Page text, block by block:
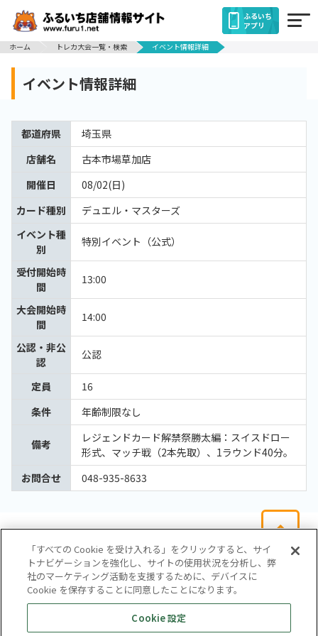
ふるいち
アプリ
ホーム
トレカ大会一覧・検索 イベント情報詳細
イベント情報詳細
都道府県
埼玉県
店舗名
古本市場草加店
開催日
08/02(日)
カード種別
デュエル・マスターズ
イベント種
別
特別イベント（公式）
受付開始時
間
13:00
大会開始時
間
14:00
公認・非公
認
公認
定員
16
条件
年齢制限なし
備考
レジェンドカード解禁祭勝太編：スイスドロー
形式、マッチ戦（2本先取）、1ラウンド40分。
お問合せ
048-935-8633
会社概要
サイトマップ
お問い合わせ
個人情報保護方針
「すべての Cookie を受け入れる」をクリックすると、サイ
トナビゲーションを強化し、サイトの使用状況を分析し、弊
社のマーケティング活動を支援するために、デバイスに
Cookie を保存することに同意したことになります。
Cookie 設定